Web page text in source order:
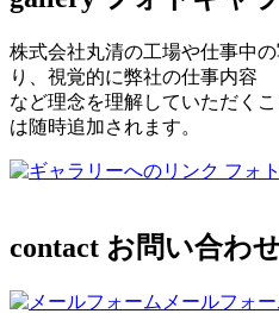
株式会社丸清の工場や仕事中
り、視覚的に弊社の仕事内容
など理念を理解していただく
は随時追加されます。
フォ
contact お問い合わ
メールフォー